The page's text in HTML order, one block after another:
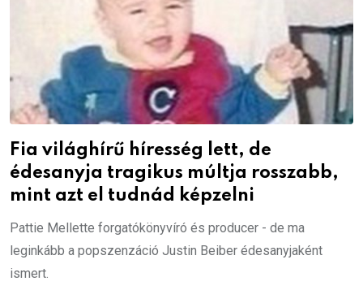
Fia világhírű híresség lett, de
édesanyja tragikus múltja rosszabb,
mint azt el tudnád képzelni
Pattie Mellette forgatókönyvíró és producer - de ma
leginkább a popszenzáció Justin Beiber édesanyjaként
ismert.